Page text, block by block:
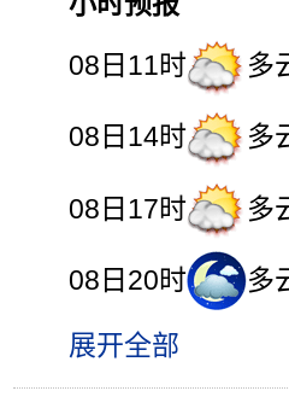
08日11时
多
08日14时 多
08日17时 多
08日20时 多
展开全部